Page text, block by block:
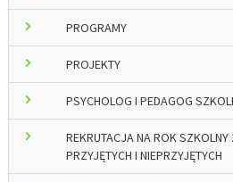
PROGRAMY
PROJEKTY
PSYCHOLOG I PEDAGOG
REKRUTACJA NA ROK
PRZYJĘTYCH I NIEPRZYJĘTYCH